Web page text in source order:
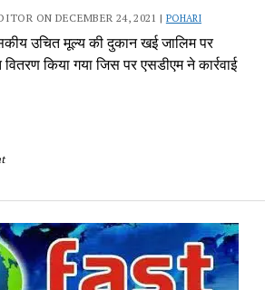
ON DECEMBER 24, 2021 | POHARI
उचित मूल्य की दुकान खई जालिम पर
किया गया जिस पर एसडीएम ने कार्रवाई
		Leave a Comment
-